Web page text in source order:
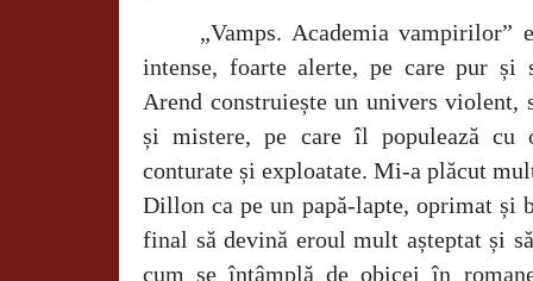
„Vamps. Academia vampirilor”
intense, foarte alerte, pe care pur
Arend construiește un univers violent,
și mistere, pe care îl populează cu
conturate și exploatate. Mi-a plăcut
Dillon ca pe un papă-lapte, oprimat și
final să devină eroul mult așteptat și
cum se întâmplă de obicei în